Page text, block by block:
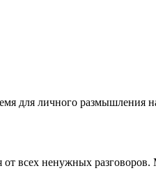
для личного размышления
от всех ненужных